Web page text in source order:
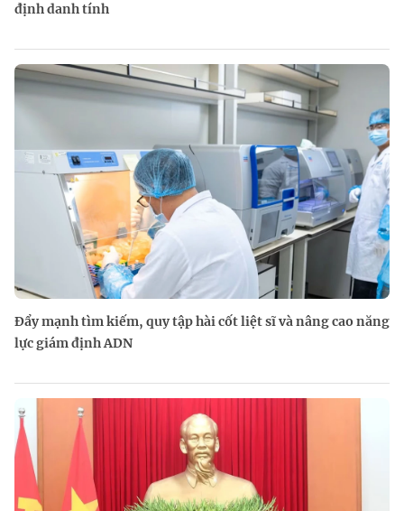
định danh tính
Đẩy mạnh tìm kiếm, quy tập hài cốt liệt sĩ và nâng cao năng
lực giám định ADN